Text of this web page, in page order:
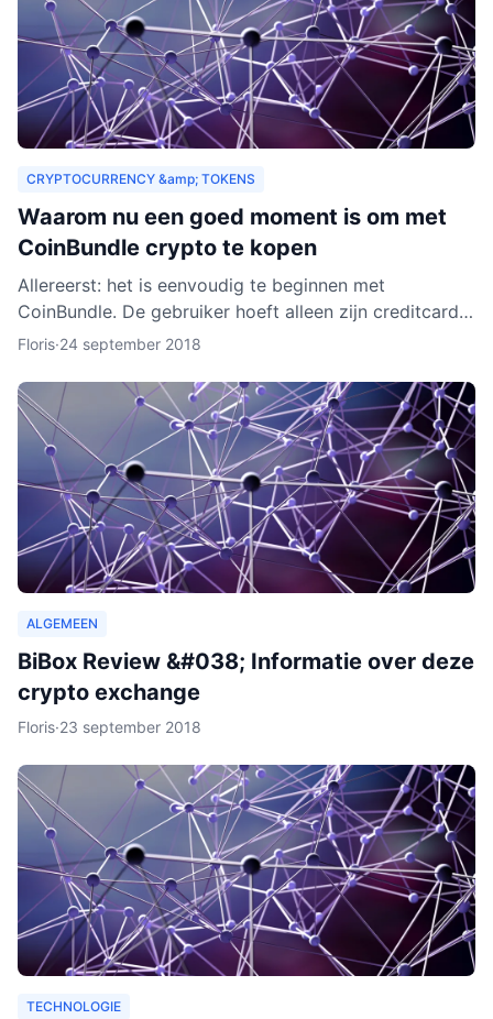
CRYPTOCURRENCY &amp; TOKENS
Waarom nu een goed moment is om met
CoinBundle crypto te kopen
Allereerst: het is eenvoudig te beginnen met
CoinBundle. De gebruiker hoeft alleen zijn creditcard
te gebruiken of bankinformatie op te geven, een paar
Floris·24 september 2018
ALGEMEEN
BiBox Review &#038; Informatie over deze
crypto exchange
Floris·23 september 2018
TECHNOLOGIE